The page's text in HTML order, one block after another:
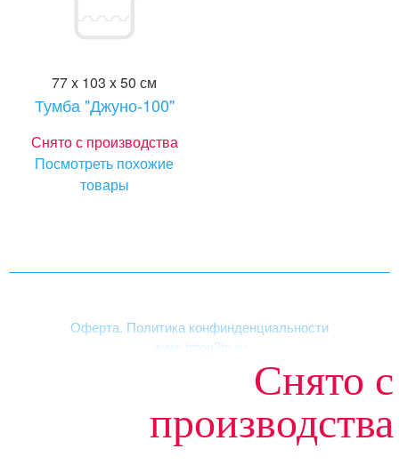
Снято с
производства
77 x 103 x 50 см
Тумба "Джуно-100"
Снято с производства
Посмотреть похожие
товары
Оферта. Политика конфинденциальности
www.triton3tn.ru
Акриловые ванны
«ТРИТОН», зарегистрированная торговая марка.